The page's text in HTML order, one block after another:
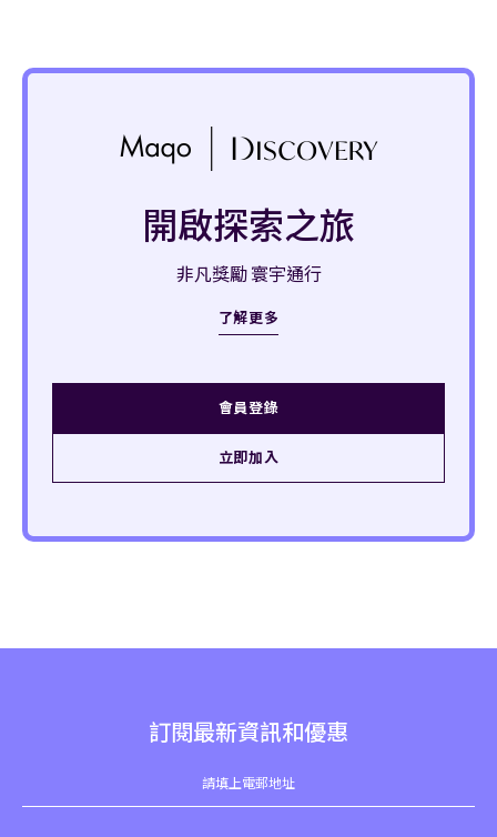
開啟探索之旅
非凡獎勵 寰宇通行
了解更多
會員登錄
立即加入
訂閱最新資訊和優惠